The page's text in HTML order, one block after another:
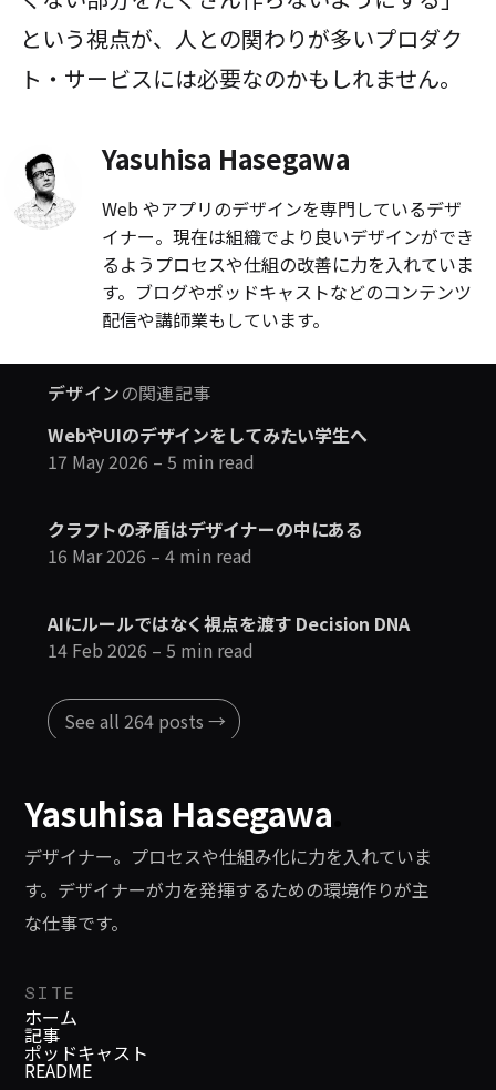
という視点が、人との関わりが多いプロダク
ト・サービスには必要なのかもしれません。
Yasuhisa Hasegawa
Web やアプリのデザインを専門しているデザ
イナー。現在は組織でより良いデザインができ
るようプロセスや仕組の改善に力を入れていま
す。ブログやポッドキャストなどのコンテンツ
配信や講師業もしています。
デザインの関連記事
WebやUIのデザインをしてみたい学生へ
17 May 2026 – 5 min read
クラフトの矛盾はデザイナーの中にある
16 Mar 2026 – 4 min read
AIにルールではなく視点を渡す Decision DNA
14 Feb 2026 – 5 min read
See all 264 posts →
Yasuhisa Hasegawa
デザイナー。プロセスや仕組み化に力を入れていま
す。デザイナーが力を発揮するための環境作りが主
な仕事です。
SITE
ホーム
記事
ポッドキャスト
README